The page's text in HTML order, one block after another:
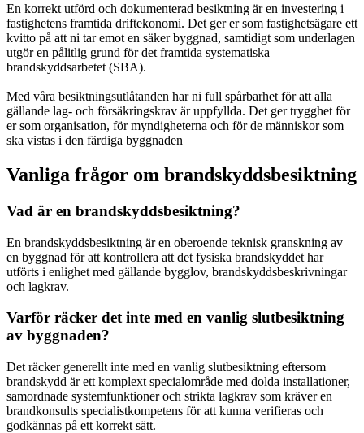
En korrekt utförd och dokumenterad besiktning är en investering i
fastighetens framtida driftekonomi. Det ger er som fastighetsägare ett
kvitto på att ni tar emot en säker byggnad, samtidigt som underlagen
utgör en pålitlig grund för det framtida systematiska
brandskyddsarbetet (SBA).
Med våra besiktningsutlåtanden har ni full spårbarhet för att alla
gällande lag- och försäkringskrav är uppfyllda. Det ger trygghet för
er som organisation, för myndigheterna och för de människor som
ska vistas i den färdiga byggnaden
Vanliga frågor om brandskyddsbesiktning
Vad är en brandskyddsbesiktning?
En brandskyddsbesiktning är en oberoende teknisk granskning av
en byggnad för att kontrollera att det fysiska brandskyddet har
utförts i enlighet med gällande bygglov, brandskyddsbeskrivningar
och lagkrav.
Varför räcker det inte med en vanlig slutbesiktning
av byggnaden?
Det räcker generellt inte med en vanlig slutbesiktning eftersom
brandskydd är ett komplext specialområde med dolda installationer,
samordnade systemfunktioner och strikta lagkrav som kräver en
brandkonsults specialistkompetens för att kunna verifieras och
godkännas på ett korrekt sätt.